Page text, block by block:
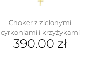
Choker z zielonymi
cyrkoniami i krzyżykami
390.00 zł